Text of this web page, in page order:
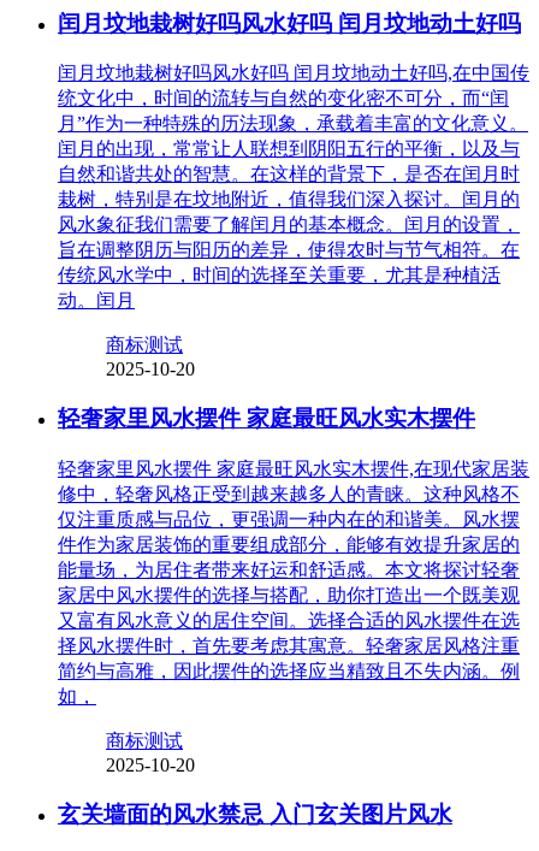
闰月坟地栽树好吗风水好吗 闰月坟地动土好吗
闰月坟地栽树好吗风水好吗 闰月坟地动土好吗,在中国传
统文化中，时间的流转与自然的变化密不可分，而“闰
月”作为一种特殊的历法现象，承载着丰富的文化意义。
闰月的出现，常常让人联想到阴阳五行的平衡，以及与
自然和谐共处的智慧。在这样的背景下，是否在闰月时
栽树，特别是在坟地附近，值得我们深入探讨。闰月的
风水象征我们需要了解闰月的基本概念。闰月的设置，
旨在调整阴历与阳历的差异，使得农时与节气相符。在
传统风水学中，时间的选择至关重要，尤其是种植活
动。闰月
商标测试
2025-10-20
轻奢家里风水摆件 家庭最旺风水实木摆件
轻奢家里风水摆件 家庭最旺风水实木摆件,在现代家居装
修中，轻奢风格正受到越来越多人的青睐。这种风格不
仅注重质感与品位，更强调一种内在的和谐美。风水摆
件作为家居装饰的重要组成部分，能够有效提升家居的
能量场，为居住者带来好运和舒适感。本文将探讨轻奢
家居中风水摆件的选择与搭配，助你打造出一个既美观
又富有风水意义的居住空间。选择合适的风水摆件在选
择风水摆件时，首先要考虑其寓意。轻奢家居风格注重
简约与高雅，因此摆件的选择应当精致且不失内涵。例
如，
商标测试
2025-10-20
玄关墙面的风水禁忌 入门玄关图片风水